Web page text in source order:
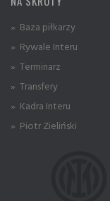
» Baza piłkarzy
» Rywale Interu
» Terminarz
» Transfery
» Kadra Interu
» Piotr Zieliński